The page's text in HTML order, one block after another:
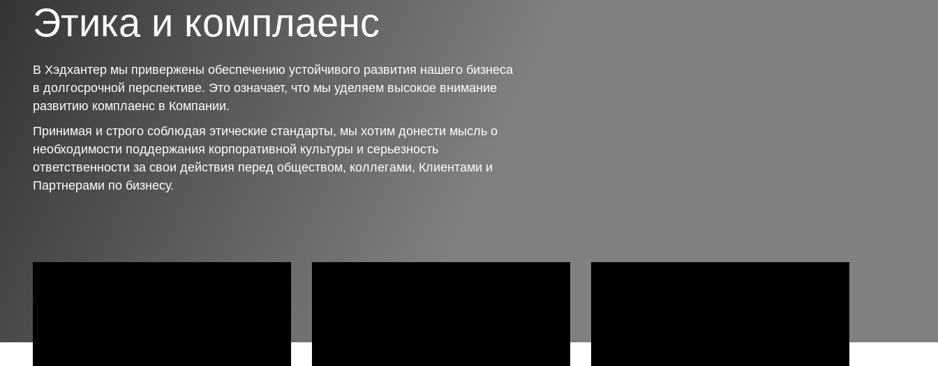
Этика и комплаенс
В Хэдхантер мы привержены обеспечению устойчивого развития нашего бизнеса
в долгосрочной перспективе. Это означает, что мы уделяем высокое внимание
развитию комплаенс в Компании.
Принимая и строго соблюдая этические стандарты, мы хотим донести мысль о
необходимости поддержания корпоративной культуры и серьезность
ответственности за свои действия перед обществом, коллегами, Клиентами и
Партнерами по бизнесу.